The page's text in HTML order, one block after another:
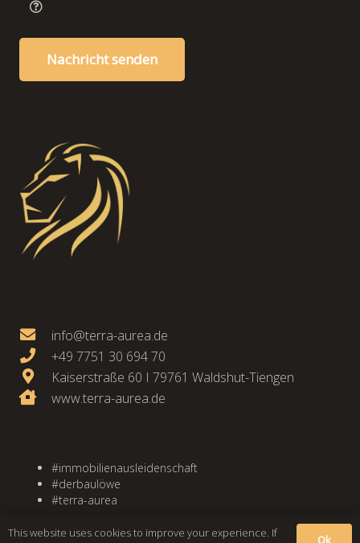
Nachricht senden
info@terra-aurea.de
+49 7751 30 694 70
Kaiserstraße 60 I 79761 Waldshut-Tiengen
www.terra-aurea.de
#immobilienausleidenschaft
#derbaulöwe
#terra-aurea
© 2023 Terra Aurea GmbH
This website uses cookies to improve your experience. If
Ok